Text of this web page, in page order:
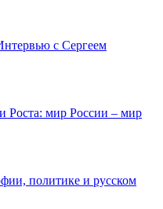
с Сергеем
Роста: мир России – мир
политике и русском